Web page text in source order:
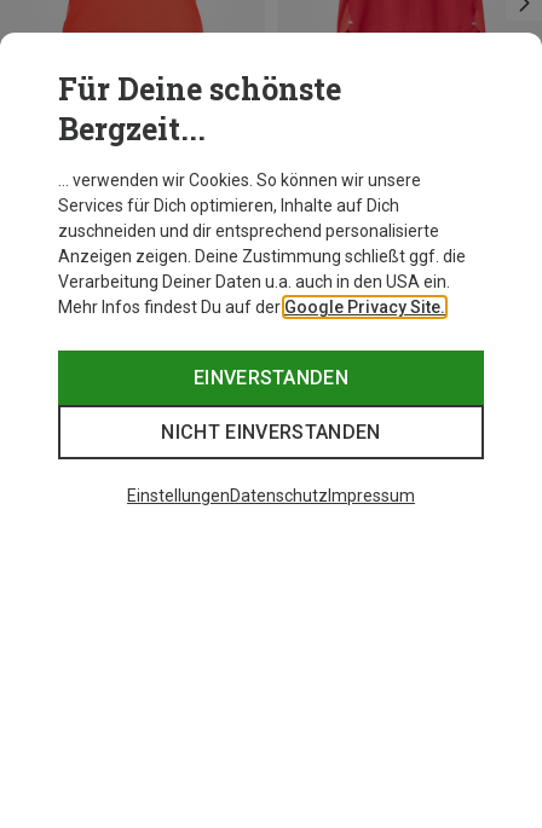
Du sparst 45%
Für Deine schönste
Bergzeit...
… verwenden wir Cookies. So können wir unsere
Services für Dich optimieren, Inhalte auf Dich
zuschneiden und dir entsprechend personalisierte
Anzeigen zeigen. Deine Zustimmung schließt ggf. die
Verarbeitung Deiner Daten u.a. auch in den USA ein.
Mehr Infos findest Du auf der Google Privacy Site.
EINVERSTANDEN
NICHT EINVERSTANDEN
EinstellungenDatenschutz Impressum